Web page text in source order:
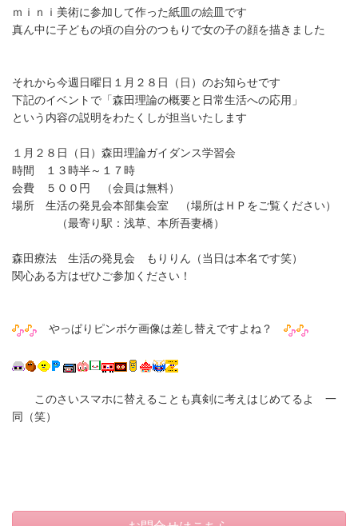
ｍｉｎｉ美術に参加して作った紙皿の絵皿です
真ん中に子どもの頃の自分のつもりで女の子の顔を描きました
それから今週日曜日１月２８日（日）のお知らせです
下記のイベントで「森田理論の概要と日常生活への応用」
という内容の説明をわたくしが担当いたします
１月２８日（日）森田理論ガイダンス学習会
時間 １３時半～１７時
会費 ５００円 （会員は無料）
場所 生活の発見会本部集会室 （場所はＨＰをご覧ください）
（最寄り駅：浅草、本所吾妻橋）
森田療法 生活の発見会 もりりん（当日は本名です笑）
関心ある方はぜひご参加ください！
やっぱりピンボケ画像は差し替えですよね？
このさいスマホに替えることも真剣に考えはじめてるよ 一
同（笑）